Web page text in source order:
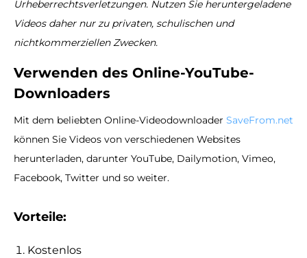
Urheberrechtsverletzungen. Nutzen Sie heruntergeladene
Videos daher nur zu privaten, schulischen und
nichtkommerziellen Zwecken.
Verwenden des Online-YouTube-
Downloaders
Mit dem beliebten Online-Videodownloader SaveFrom.net
können Sie Videos von verschiedenen Websites
herunterladen, darunter YouTube, Dailymotion, Vimeo,
Facebook, Twitter und so weiter.
Vorteile:
Kostenlos